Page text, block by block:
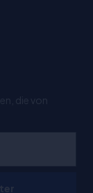
die von